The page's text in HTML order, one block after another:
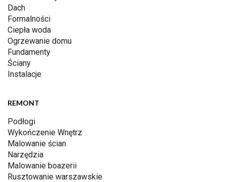
Dach
Formalności
Ciepła woda
Ogrzewanie domu
Fundamenty
Ściany
Instalacje
REMONT
Podłogi
Wykończenie Wnętrz
Malowanie ścian
Narzędzia
Malowanie boazerii
Rusztowanie warszawskie